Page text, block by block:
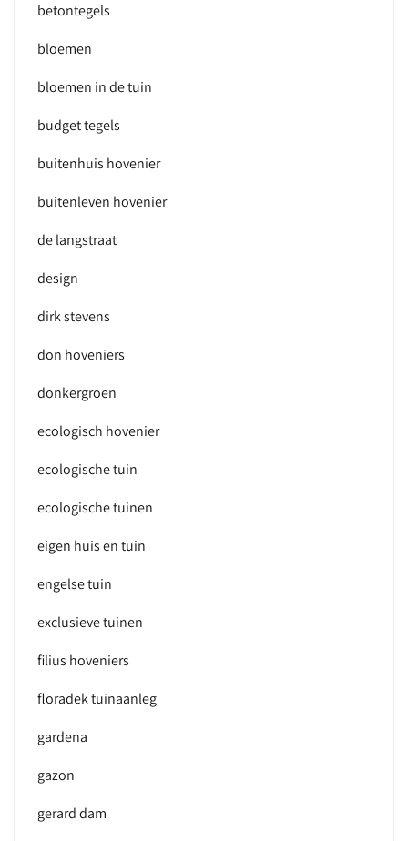
betontegels
bloemen
bloemen in de tuin
budget tegels
buitenhuis hovenier
buitenleven hovenier
de langstraat
design
dirk stevens
don hoveniers
donkergroen
ecologisch hovenier
ecologische tuin
ecologische tuinen
eigen huis en tuin
engelse tuin
exclusieve tuinen
filius hoveniers
floradek tuinaanleg
gardena
gazon
gerard dam